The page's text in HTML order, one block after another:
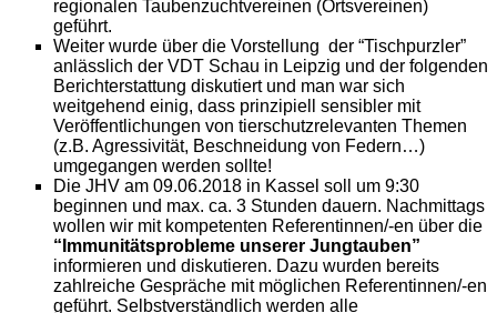
regionalen Taubenzuchtvereinen (Ortsvereinen)
geführt.
Weiter wurde über die Vorstellung der “Tischpurzler”
anlässlich der VDT Schau in Leipzig und der folgenden
Berichterstattung diskutiert und man war sich
weitgehend einig, dass prinzipiell sensibler mit
Veröffentlichungen von tierschutzrelevanten Themen
(z.B. Agressivität, Beschneidung von Federn…)
umgegangen werden sollte!
Die JHV am 09.06.2018 in Kassel soll um 9:30
beginnen und max. ca. 3 Stunden dauern. Nachmittags
wollen wir mit kompetenten Referentinnen/-en über die
“Immunitätsprobleme unserer Jungtauben”
informieren und diskutieren. Dazu wurden bereits
zahlreiche Gespräche mit möglichen Referentinnen/-en
geführt. Selbstverständlich werden alle